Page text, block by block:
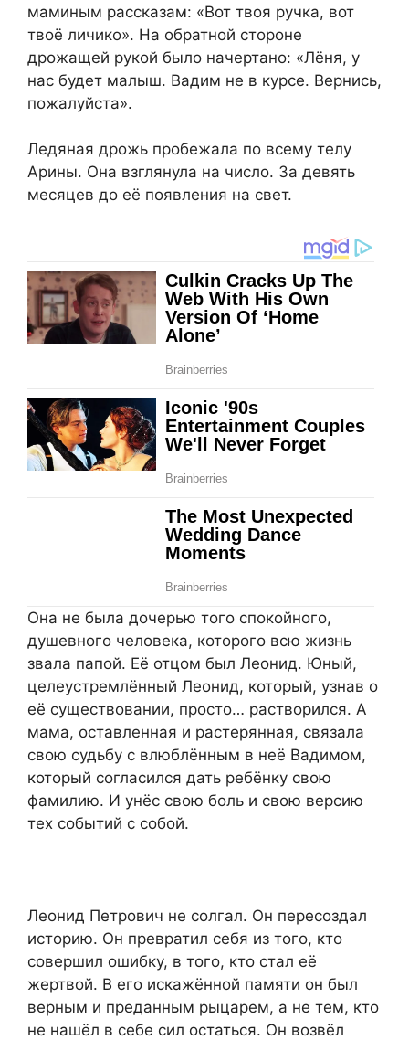
маминым рассказам: «Вот твоя ручка, вот
твоё личико». На обратной стороне
дрожащей рукой было начертано: «Лёня, у
нас будет малыш. Вадим не в курсе. Вернись,
пожалуйста».
Ледяная дрожь пробежала по всему телу
Арины. Она взглянула на число. За девять
месяцев до её появления на свет.
Она не была дочерью того спокойного,
душевного человека, которого всю жизнь
звала папой. Её отцом был Леонид. Юный,
целеустремлённый Леонид, который, узнав о
её существовании, просто… растворился. А
мама, оставленная и растерянная, связала
свою судьбу с влюблённым в неё Вадимом,
который согласился дать ребёнку свою
фамилию. И унёс свою боль и свою версию
тех событий с собой.
Леонид Петрович не солгал. Он пересоздал
историю. Он превратил себя из того, кто
совершил ошибку, в того, кто стал её
жертвой. В его искажённой памяти он был
верным и преданным рыцарем, а не тем, кто
не нашёл в себе сил остаться. Он возвёл